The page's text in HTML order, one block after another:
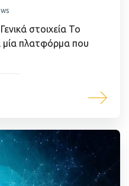
στοιχεία Το
μία πλατφόρμα που